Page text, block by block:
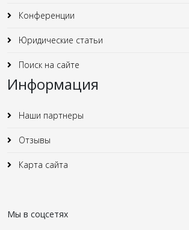
Конференции
Юридические статьи
Поиск на сайте
Информация
Наши партнеры
Отзывы
Карта сайта
Мы в соцсетях